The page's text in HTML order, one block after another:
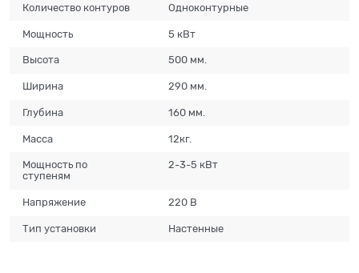
Количество контуров Одноконтурные
Мощность 5 кВт
Высота 500 мм.
Ширина 290 мм.
Глубина 160 мм.
Масса 12кг.
Мощность по
ступеням
2-3-5 кВт
Напряжение 220 В
Тип установки Настенные